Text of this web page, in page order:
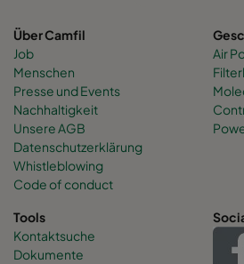
Über Camfil
Job
Menschen
Presse und Events
Nachhaltigkeit
Unsere AGB
Datenschutzerklärung
Whistleblowing
Code of conduct
Air
Tools
Kontaktsuche
Dokumente